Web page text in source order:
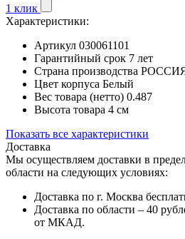
1 клик
Характеристики:
Артикул 030061101
Гарантийный срок 7 лет
Страна производства
Цвет корпуса Белый
Вес товара (нетто) 0.487
Высота товара 4 см
Показать все характеристики
Доставка
Мы осуществляем доставки в
области на следующих условиях:
Доставка по г. Москва
Доставка по области – 40
от МКАД.